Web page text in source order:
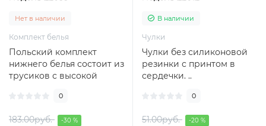
Нет в наличии
Комплект белья
Польский комплект
нижнего белья состоит из
трусиков с высокой
0
183.00руб. -30 %
В наличии
Чулки
Чулки без силиконовой
резинки с принтом в
сердечки. ..
0
51.00руб. -20 %